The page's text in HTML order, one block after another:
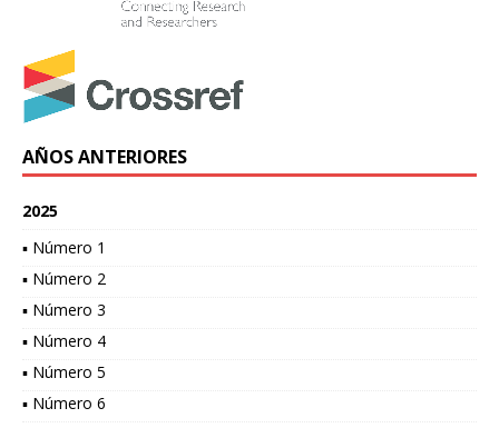
AÑOS ANTERIORES
2025
▪ Número 1
▪ Número 2
▪ Número 3
▪ Número 4
▪ Número 5
▪ Número 6